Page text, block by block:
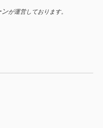
ンが運営しております。